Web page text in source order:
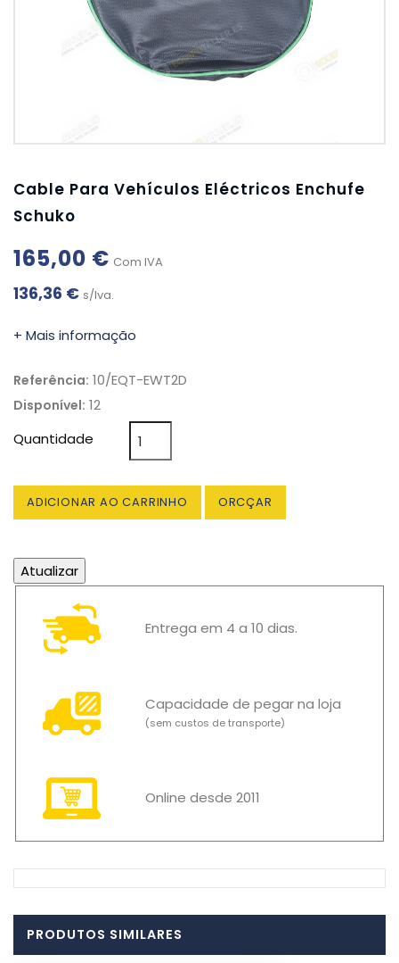
Cable Para Vehículos Eléctricos Enchufe
Schuko
165,00 € Com IVA
136,36 € s/Iva.
+ Mais informação
Referência: 10/EQT-EWT2D
Disponível: 12
Quantidade
ADICIONAR AO CARRINHO ORCÇAR
Entrega em 4 a 10 dias.
Capacidade de pegar na loja
(sem custos de transporte)
Online desde 2011
PRODUTOS SIMILARES